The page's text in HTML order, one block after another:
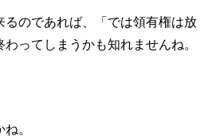
のであれば、「では領有権は放
ってしまうかも知れませんね。
。